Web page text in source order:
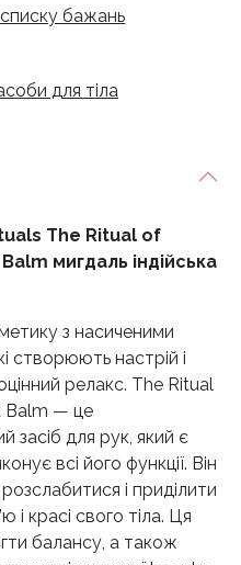
бажань
для тіла
The Ritual of
мигдаль індійська
з насиченими
створюють настрій і
релакс. The Ritual
Balm — це
засіб для рук, який є
всі його функції. Він
і приділити
і красі свого тіла. Ця
балансу, а також